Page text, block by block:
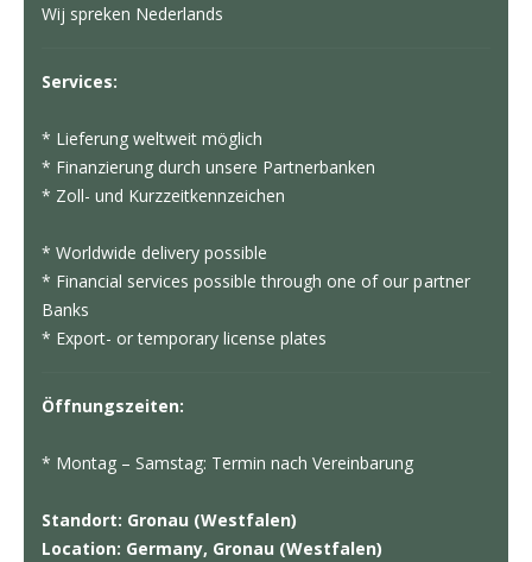
Wij spreken Nederlands
Services:
* Lieferung weltweit möglich
* Finanzierung durch unsere Partnerbanken
* Zoll- und Kurzzeitkennzeichen
* Worldwide delivery possible
* Financial services possible through one of our partner
Banks
* Export- or temporary license plates
Öffnungszeiten:
* Montag – Samstag: Termin nach Vereinbarung
Standort: Gronau (Westfalen)
Location: Germany, Gronau (Westfalen)